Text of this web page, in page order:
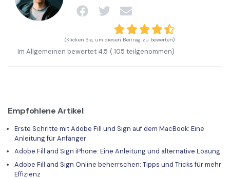
(Klicken Sie, um diesen Beitrag zu bewerten)
Im Allgemeinen bewertet 4.5 ( 105 teilgenommen)
Empfohlene Artikel
Erste Schritte mit Adobe Fill und Sign auf dem MacBook: Eine
Anleitung für Anfänger
Adobe Fill and Sign iPhone: Eine Anleitung und alternative Lösung
Adobe Fill and Sign Online beherrschen: Tipps und Tricks für mehr
Effizienz